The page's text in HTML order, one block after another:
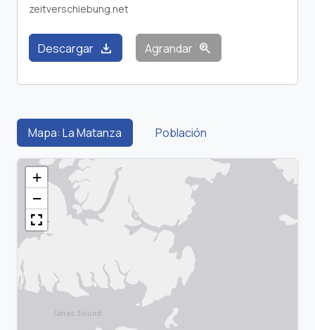
zeitverschiebung.net
Descargar download Agrandar zoom_in
Mapa: La Matanza Población
+
−